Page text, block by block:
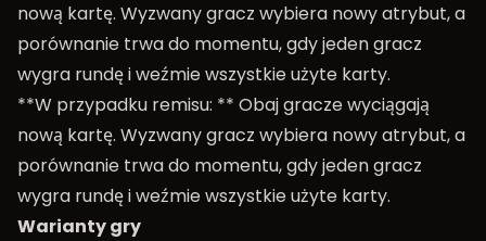
nową kartę. Wyzwany gracz wybiera nowy atrybut, a
porównanie trwa do momentu, gdy jeden gracz
wygra rundę i weźmie wszystkie użyte karty.
**W przypadku remisu: ** Obaj gracze wyciągają
nową kartę. Wyzwany gracz wybiera nowy atrybut, a
porównanie trwa do momentu, gdy jeden gracz
wygra rundę i weźmie wszystkie użyte karty.
Warianty gry